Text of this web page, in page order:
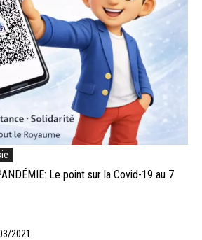
Le point sur la Covid-19 au 7
2021